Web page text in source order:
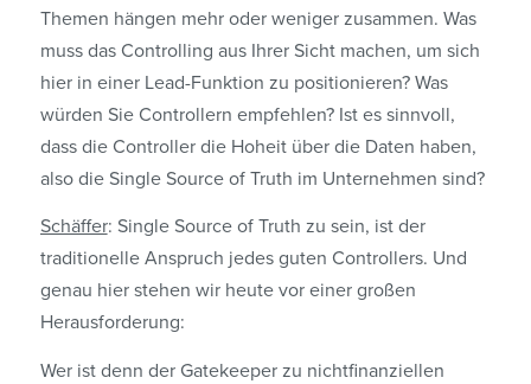
Themen hängen mehr oder weniger zusammen. Was
muss das Controlling aus Ihrer Sicht machen, um sich
hier in einer Lead-Funktion zu positionieren? Was
würden Sie Controllern empfehlen? Ist es sinnvoll,
dass die Controller die Hoheit über die Daten haben,
also die Single Source of Truth im Unternehmen sind?
Schäffer: Single Source of Truth zu sein, ist der
traditionelle Anspruch jedes guten Controllers. Und
genau hier stehen wir heute vor einer großen
Herausforderung:
Wer ist denn der Gatekeeper zu nichtfinanziellen